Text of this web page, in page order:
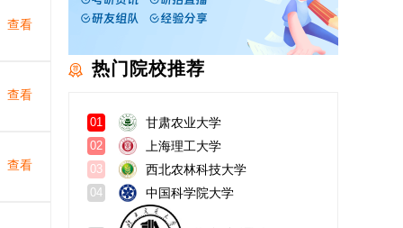
查看
查看
查看
热门院校推荐
01 甘肃农业大学
02 上海理工大学
03 西北农林科技大学
04 中国科学院大学